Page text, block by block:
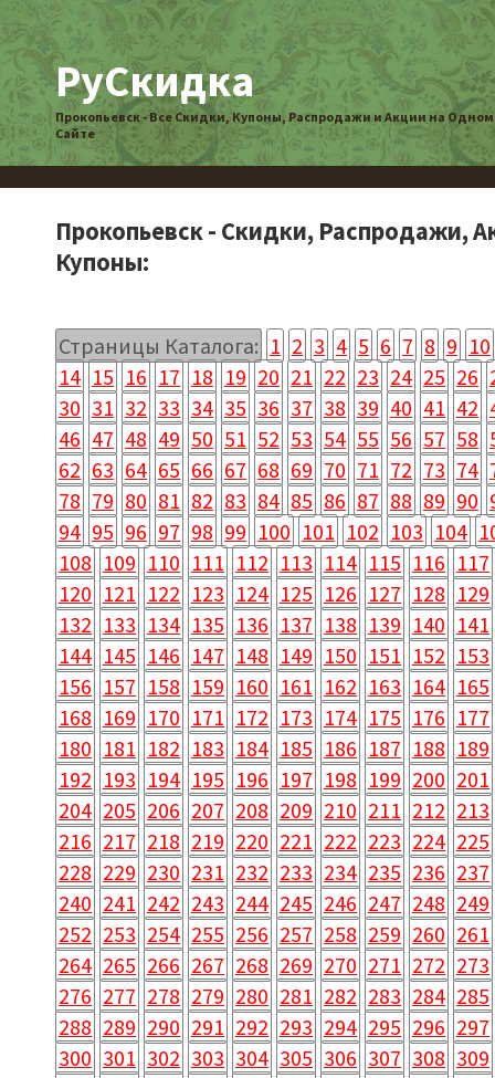
РуСкидка
Прокопьевск - Все Скидки, Купоны, Распродажи и Акции на Одном
Сайте
Прокопьевск - Скидки, Распродажи,
Купоны:
Страницы Каталога: 1 2 3 4 5 6 7 8 9 10
14 15 16 17 18 19 20 21 22 23 24 25 26
30 31 32 33 34 35 36 37 38 39 40 41 42
46 47 48 49 50 51 52 53 54 55 56 57 58
62 63 64 65 66 67 68 69 70 71 72 73 74
78 79 80 81 82 83 84 85 86 87 88 89 90
94 95 96 97 98 99 100 101 102 103 104
108 109 110 111 112 113 114 115 116 117
120 121 122 123 124 125 126 127 128 129
132 133 134 135 136 137 138 139 140 141
144 145 146 147 148 149 150 151 152 153
156 157 158 159 160 161 162 163 164 165
168 169 170 171 172 173 174 175 176 177
180 181 182 183 184 185 186 187 188 189
192 193 194 195 196 197 198 199 200 201
204 205 206 207 208 209 210 211 212 213
216 217 218 219 220 221 222 223 224 225
228 229 230 231 232 233 234 235 236 237
240 241 242 243 244 245 246 247 248 249
252 253 254 255 256 257 258 259 260 261
264 265 266 267 268 269 270 271 272 273
276 277 278 279 280 281 282 283 284 285
288 289 290 291 292 293 294 295 296 297
300 301 302 303 304 305 306 307 308 309